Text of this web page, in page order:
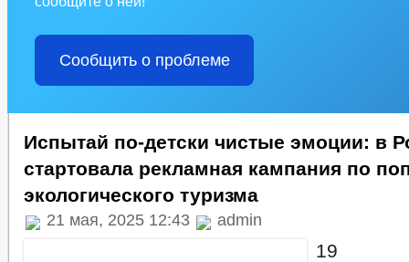
Сообщить о проблеме
Испытай по-детски чистые эмоции: в
стартовала рекламная кампания по
экологического туризма
21 мая, 2025 12:43 admin
19